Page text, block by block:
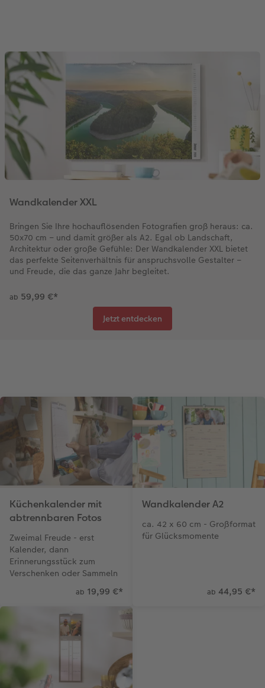
Wandkalender XXL
Bringen Sie Ihre hochauflösenden Fotografien groß heraus: ca.
50x70 cm – und damit größer als A2. Egal ob Landschaft,
Architektur oder große Gefühle: Der Wandkalender XXL bietet
das perfekte Seitenverhältnis für anspruchsvolle Gestalter –
und Freude, die das ganze Jahr begleitet.
ab 59,99 €*
Jetzt entdecken
Küchenkalender mit
abtrennbaren Fotos
Zweimal Freude - erst
Kalender, dann
Erinnerungsstück zum
Verschenken oder Sammeln
ab 19,99 €*
Wandkalender A2
ca. 42 x 60 cm - Großformat
für Glücksmomente
ab 44,95 €*